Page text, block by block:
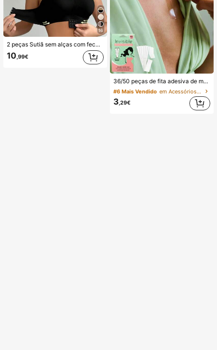
16
2 peças Sutiã sem alças com fecho frontal, tira de silicone antiderrapante melhorada, copo fino e macio, lingerie feminina push-up sem aros, preto e bege, casamento
10,99€
36/50 peças de fita adesiva de moda dupla face, fita dupla face transparente para mulher, fita invisível sem marcas para realce do peito, cola forte para roupa anti-queda, autocolantes fixadores, volta às aulas, prevenção de exposição, presentes de viagem/casamento/professor para Halloween
#6 Mais Vendido em Acessórios antiderrapantes para roupa
3,29€